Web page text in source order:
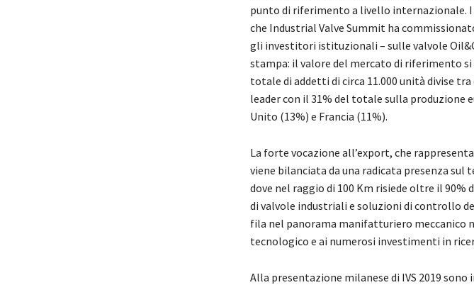
punto di riferimento a livello internazionale.
che Industrial Valve Summit ha
gli investitori istituzionali – sulle valvole
stampa: il valore del mercato di riferimento
totale di addetti di circa 11.000 unità divise
leader con il 31% del totale sulla produzione
Unito (13%) e Francia (11%).
La forte vocazione all’export, che
viene bilanciata da una radicata presenza
dove nel raggio di 100 Km risiede oltre il
di valvole industriali e soluzioni di controllo
fila nel panorama manifatturiero meccanico
tecnologico e ai numerosi investimenti in
Alla presentazione milanese di IVS 2019